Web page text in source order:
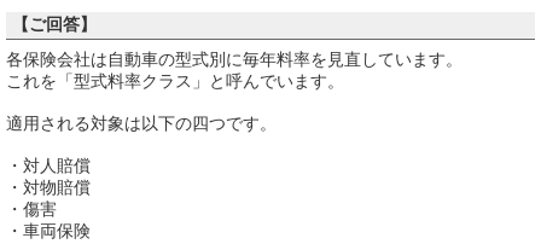
【ご回答】
各保険会社は自動車の型式別に毎年料率を見直しています。
これを「型式料率クラス」と呼んでいます。
適用される対象は以下の四つです。
・対人賠償
・対物賠償
・傷害
・車両保険